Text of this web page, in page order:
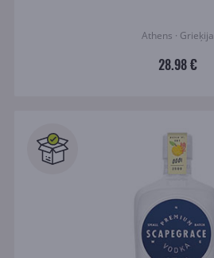
Athens · Grieķija
28.98 €